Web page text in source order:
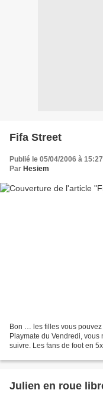
Fifa Street
Publié le 05/04/2006 à 15:27
Par Hesiem
Bon … les filles vous
Playmate du Vendredi,
suivre. Les fans de foot en
Julien en roue